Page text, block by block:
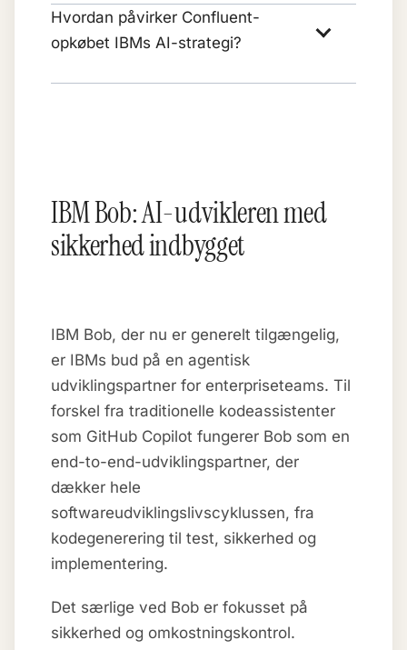
Hvordan påvirker Confluent-
opkøbet IBMs AI-strategi?
IBM Bob: AI-udvikleren med
sikkerhed indbygget
IBM Bob, der nu er generelt tilgængelig,
er IBMs bud på en agentisk
udviklingspartner for enterpriseteams. Til
forskel fra traditionelle kodeassistenter
som GitHub Copilot fungerer Bob som en
end-to-end-udviklingspartner, der
dækker hele
softwareudviklingslivscyklussen, fra
kodegenerering til test, sikkerhed og
implementering.
Det særlige ved Bob er fokusset på
sikkerhed og omkostningskontrol.